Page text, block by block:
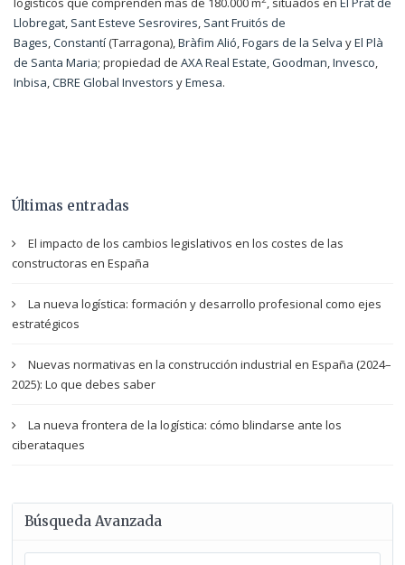
Llobregat, Sant Esteve Sesrovires, Sant Fruitós de
Bages,Constantí(Tarragona),Bràfim Alió,Fogars de la Selva yEl Plà
de Santa Maria; propiedad de AXA Real Estate,Goodman,Invesco,
Inbisa,CBRE Global Investors yEmesa.
Últimas entradas
El impacto de los cambios legislativos en los costes de las
constructoras en España
La nueva logística: formación y desarrollo profesional como ejes
estratégicos
Nuevas normativas en la construcción industrial en España (2024–
2025): Lo que debes saber
La nueva frontera de la logística: cómo blindarse ante los
ciberataques
Búsqueda Avanzada